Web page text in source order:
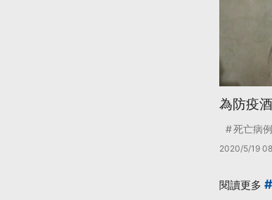
為防疫
死亡病例
2020/5/19
閱讀更多